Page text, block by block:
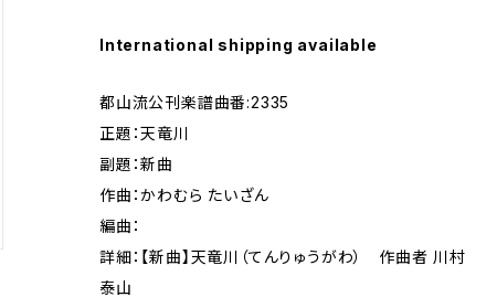
International shipping available
都山流公刊楽譜曲番:2335
正題：天竜川
副題：新曲
作曲：かわむら たいざん
編曲：
詳細：【新曲】天竜川（てんりゅうがわ） 作曲者 川村
泰山